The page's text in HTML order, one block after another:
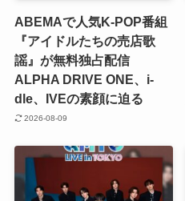
ABEMAで人気K-POP番組
『アイドルたちの売店歌
謡』が無料独占配信
ALPHA DRIVE ONE、i-
dle、IVEの素顔に迫る
2026-08-09